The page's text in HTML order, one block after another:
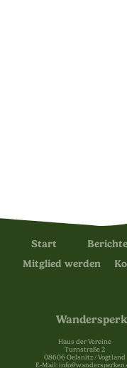
Start Berichte
Mitglied werden
Haus der Vereine
Turnstraße 2
08606 Oelsnitz / Vogtland
E-Mail: